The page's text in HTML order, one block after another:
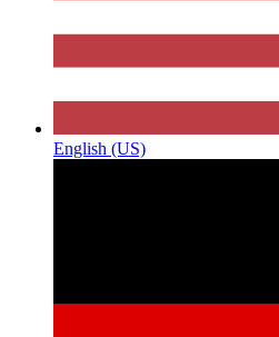
English (US)